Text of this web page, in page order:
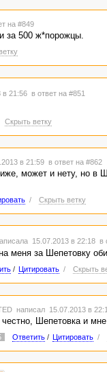
на #849
за 500 ж*порожцы.
в 21:56 в ответ на #851
Скрыть ветку
в 21:59 в ответ на #862
может и нету, но в
/ Скрыть ветку
15.07.2013 в 22:18 в
меня за Шепетовку
/ Цитировать / Скрыть
написал 15.07.2013 в
Шепетовка и
Ответить/ Цитировать /